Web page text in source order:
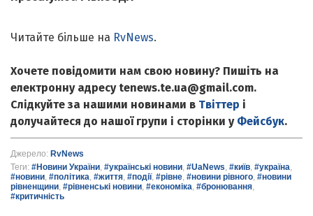
Читайте більше на RvNews.
Хочете повідомити нам свою новину? Пишіть на
електронну адресу tenews.te.ua@gmail.com.
Слідкуйте за нашими новинами в Твіттер і
долучайтеся до нашої групи і сторінки у Фейсбук.
Джерело: RvNews
Теги: #Новини України, #українські новини, #UaNews, #київ, #україна,
#новини, #політика, #життя, #події, #рівне, #новини рівного, #новини
рівненщини, #рівненські новини, #економіка, #бронювання,
#критичність